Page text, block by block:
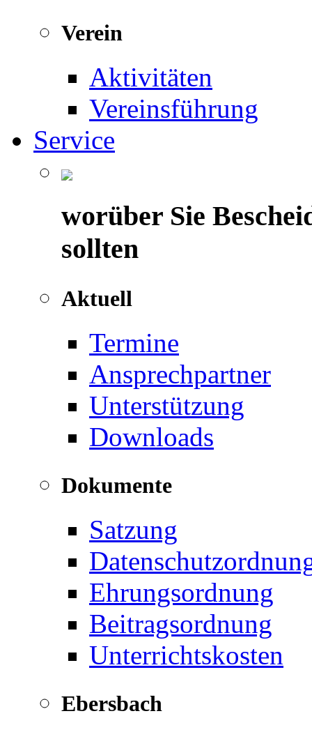
Verein
Aktivitäten
Vereinsführung
Service
worüber Sie
sollten
Aktuell
Termine
Ansprechpartner
Unterstützung
Downloads
Dokumente
Satzung
Ehrungsordnung
Beitragsordnung
Unterrichtskosten
Ebersbach